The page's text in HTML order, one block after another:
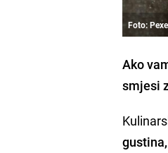
Foto:
Ako
smjesi